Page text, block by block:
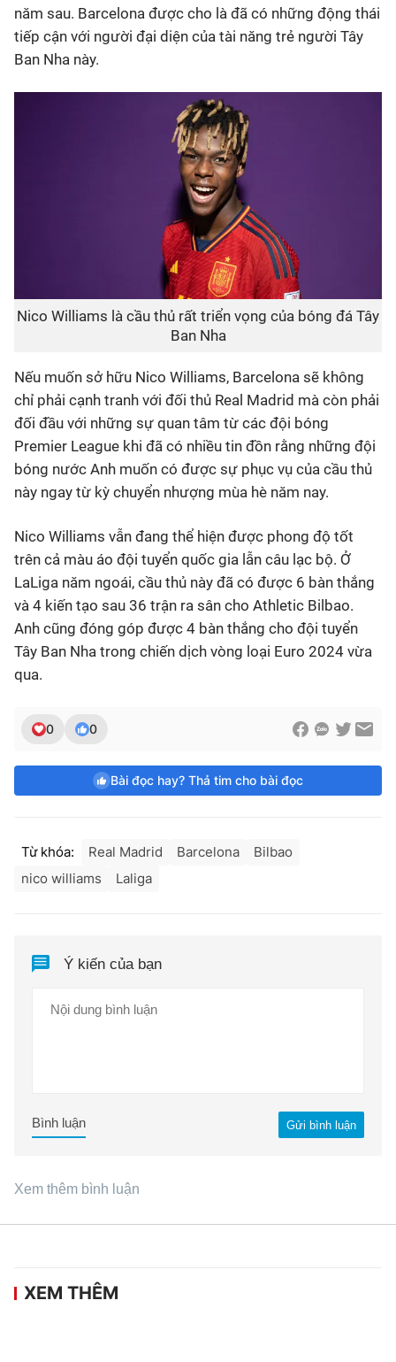
Bên lề
năm sau. Barcelona được cho là đã có những động thái
tiếp cận với người đại diện của tài năng trẻ người Tây
Ban Nha này.
Nico Williams là cầu thủ rất triển vọng của bóng đá Tây
Ban Nha
Nếu muốn sở hữu Nico Williams, Barcelona sẽ không
chỉ phải cạnh tranh với đối thủ Real Madrid mà còn phải
đối đầu với những sự quan tâm từ các đội bóng
Premier League khi đã có nhiều tin đồn rằng những đội
bóng nước Anh muốn có được sự phục vụ của cầu thủ
này ngay từ kỳ chuyển nhượng mùa hè năm nay.
Nico Williams vẫn đang thể hiện được phong độ tốt
trên cả màu áo đội tuyển quốc gia lẫn câu lạc bộ. Ở
LaLiga năm ngoái, cầu thủ này đã có được 6 bàn thắng
và 4 kiến tạo sau 36 trận ra sân cho Athletic Bilbao.
Anh cũng đóng góp được 4 bàn thắng cho đội tuyển
Tây Ban Nha trong chiến dịch vòng loại Euro 2024 vừa
qua.
0 0
Bài đọc hay? Thả tim cho bài đọc
Từ khóa: Real Madrid Barcelona
Bilbao
nico williams
Laliga
Ý kiến của bạn
Gửi bình luận
Bình luận
Xem thêm bình luận
XEM THÊM